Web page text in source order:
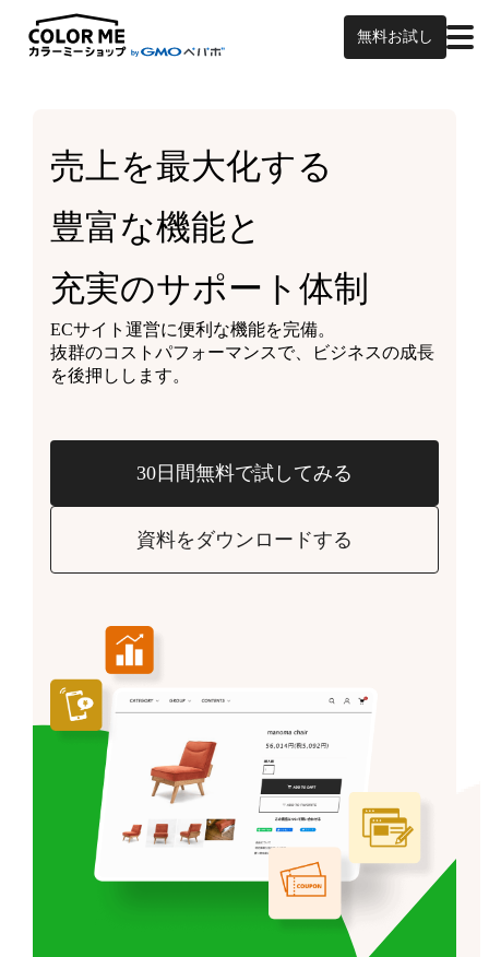
無料お試し
売上を最大化する
豊富な機能と
充実のサポート体制
ECサイト運営に便利な機能を完備。
抜群のコストパフォーマンスで、ビジネスの成長
を後押しします。
30日間無料で試してみる
資料をダウンロードする